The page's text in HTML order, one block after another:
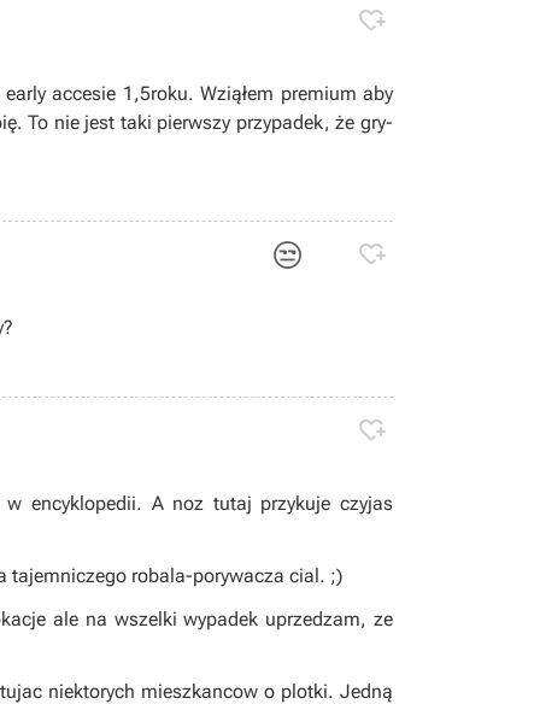

accesie 1,5roku. Wziąłem premium aby
To nie jest taki pierwszy przypadek, że gry-
😒 

encyklopedii. A noz tutaj przykuje czyjas
tajemniczego robala-porywacza cial. ;)
ale na wszelki wypadek uprzedzam, ze
niektorych mieszkancow o plotki. Jedną